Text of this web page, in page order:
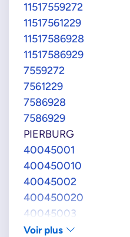
11517559272
11517561229
11517586928
11517586929
7559272
7561229
7586928
7586929
PIERBURG
40045001
400450010
40045002
400450020
40045003
400450030
Voir plus